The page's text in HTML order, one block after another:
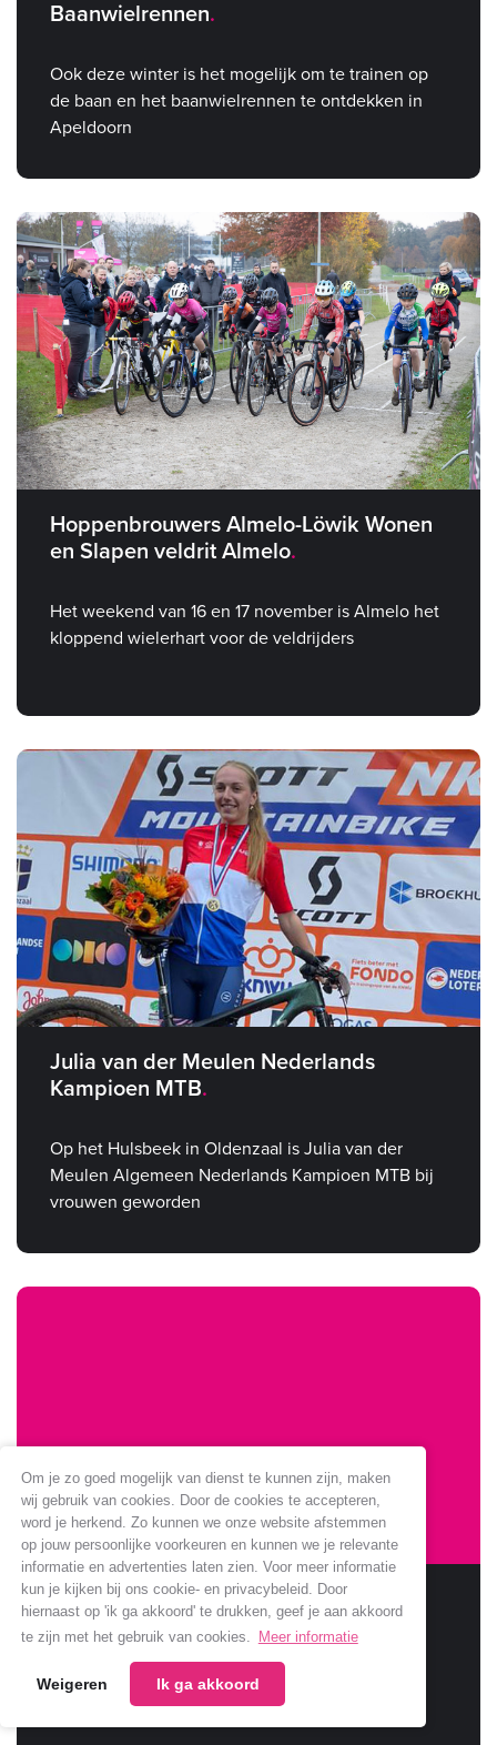
Om je zo goed mogelijk van dienst te kunnen zijn, maken
wij gebruik van cookies. Door de cookies te accepteren,
word je herkend. Zo kunnen we onze website afstemmen
op jouw persoonlijke voorkeuren en kunnen we je relevante
informatie en advertenties laten zien. Voor meer informatie
kun je kijken bij ons cookie- en privacybeleid. Door
hiernaast op 'ik ga akkoord' te drukken, geef je aan akkoord
te zijn met het gebruik van cookies.
Meer informatie
Weigeren Ik ga akkoord
Baanwielrennen
Ook deze winter is het mogelijk om te trainen op
de baan en het baanwielrennen te ontdekken in
Apeldoorn
Hoppenbrouwers Almelo-Löwik Wonen
en Slapen veldrit Almelo
Het weekend van 16 en 17 november is Almelo het
kloppend wielerhart voor de veldrijders
Julia van der Meulen Nederlands
Kampioen MTB
Op het Hulsbeek in Oldenzaal is Julia van der
Meulen Algemeen Nederlands Kampioen MTB bij
vrouwen geworden
Sponsoring Jumbo verlengt
Jumbo verlengt samenwerking met onze club.